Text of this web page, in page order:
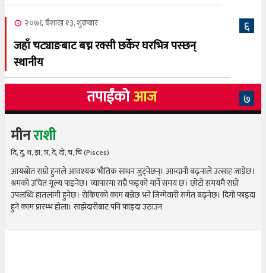
६
२०७६ बैशाख १३, शुक्रबार
जहाँ चट्याङबाट बच्न रक्सी छर्केर घरभित्र पस्छन्
स्थानीय
७
तपाईंकोआज
मीनराशी
दि, दु, थ, झ, ञ, दे, दो, च, चि (Pisces)
आयस्रोत राम्रो हुनाले आवश्यक भौतिक साधन जुट्नेछन्। आम्दानी बढ्नाले उत्साह जाग्नेछ।
श्रमको उचित मूल्य पाइनेछ। व्यापारमा राम्रै फड्को मार्ने समय छ। छोटो समयमै राम्रो
उपलब्धि हातलागी हुनेछ। रोकिएको काम बन्नेछ भने जिम्मेवारी समेत बढ्नेछ। दिगो फाइदा
हुने काम प्रारम्भ होला। साझेदारीबाट पनि फाइदा उठाउन